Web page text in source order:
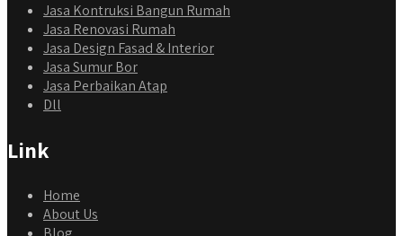
Jasa Kontruksi Bangun Rumah
Jasa Renovasi Rumah
Jasa Design Fasad & Interior
Jasa Sumur Bor
Jasa Perbaikan Atap
Dll
Link
Home
About Us